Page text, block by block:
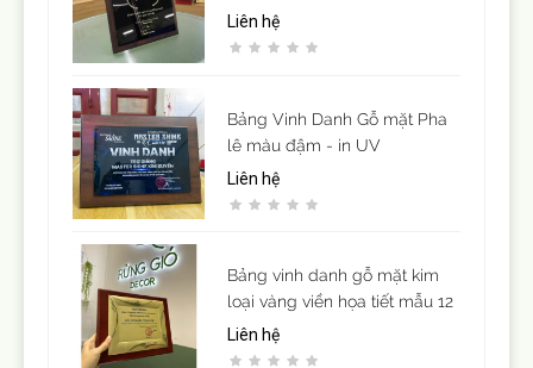
yêu cầu
Liên hệ
Bảng Vinh Danh Gỗ mặt Pha
lê màu đậm - in UV
Liên hệ
Bảng vinh danh gỗ mặt kim
loại vàng viền họa tiết mẫu 12
Liên hệ